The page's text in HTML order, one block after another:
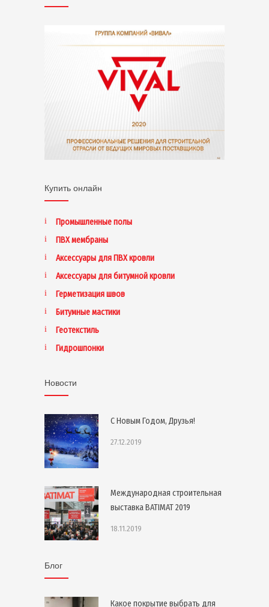
Купить онлайн
Промышленные полы
ПВХ мембраны
Аксессуары для ПВХ кровли
Аксессуары для битумной кровли
Герметизация швов
Битумные мастики
Геотекстиль
Гидрошпонки
Новости
С Новым Годом, Друзья!
27.12.2019
Международная строительная
выставка BATIMAT 2019
18.11.2019
Блог
Какое покрытие выбрать для